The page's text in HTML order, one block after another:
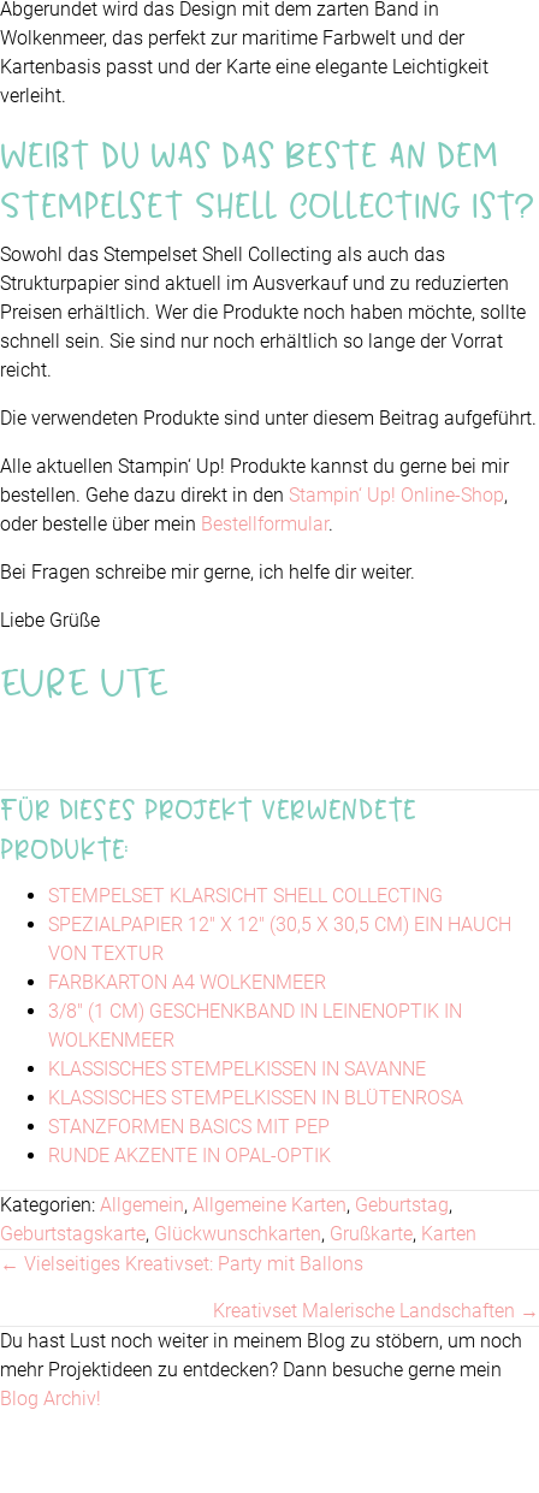
Abgerundet wird das Design mit dem zarten Band in
Wolkenmeer, das perfekt zur maritime Farbwelt und der
Kartenbasis passt und der Karte eine elegante Leichtigkeit
verleiht.
Weißt du was das Beste an dem
Stempelset Shell Collecting ist?
Sowohl das Stempelset Shell Collecting als auch das
Strukturpapier sind aktuell im Ausverkauf und zu reduzierten
Preisen erhältlich. Wer die Produkte noch haben möchte, sollte
schnell sein. Sie sind nur noch erhältlich so lange der Vorrat
reicht.
Die verwendeten Produkte sind unter diesem Beitrag aufgeführt.
Alle aktuellen Stampin‘ Up! Produkte kannst du gerne bei mir
bestellen. Gehe dazu direkt in den Stampin‘ Up! Online-Shop,
oder bestelle über mein Bestellformular.
Bei Fragen schreibe mir gerne, ich helfe dir weiter.
Liebe Grüße
EURE UTE
Für dieses Projekt verwendete
Produkte:
STEMPELSET KLARSICHT SHELL COLLECTING
SPEZIALPAPIER 12" X 12" (30,5 X 30,5 CM) EIN HAUCH
VON TEXTUR
FARBKARTON A4 WOLKENMEER
3/8" (1 CM) GESCHENKBAND IN LEINENOPTIK IN
WOLKENMEER
KLASSISCHES STEMPELKISSEN IN SAVANNE
KLASSISCHES STEMPELKISSEN IN BLÜTENROSA
STANZFORMEN BASICS MIT PEP
RUNDE AKZENTE IN OPAL-OPTIK
Kategorien: Allgemein, Allgemeine Karten, Geburtstag,
Geburtstagskarte, Glückwunschkarten, Grußkarte, Karten
Posts
navigation
← Vielseitiges Kreativset: Party mit Ballons
Kreativset Malerische Landschaften →
Du hast Lust noch weiter in meinem Blog zu stöbern, um noch
mehr Projektideen zu entdecken? Dann besuche gerne mein
Blog Archiv!